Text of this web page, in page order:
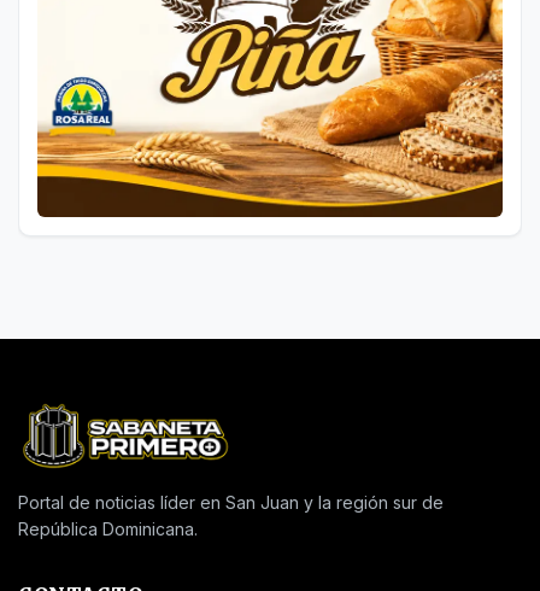
Portal de noticias líder en San Juan y la región sur de
República Dominicana.